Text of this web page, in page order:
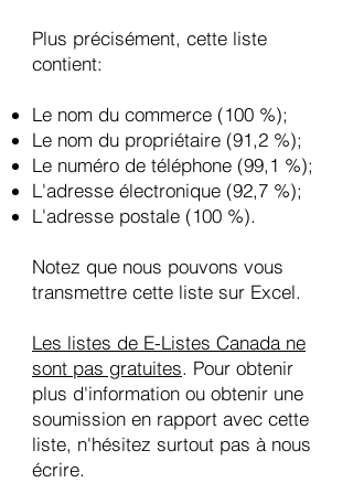
Plus précisément, cette liste
contient:
Le nom du commerce (100 %);
Le nom du propriétaire (91,2 %);
Le numéro de téléphone (99,1 %);
L'adresse électronique (92,7 %);
L'adresse postale (100 %).
Notez que nous pouvons vous
transmettre cette liste sur Excel.
Les listes de E-Listes Canada ne
sont pas gratuites. Pour obtenir
plus d'information ou obtenir une
soumission en rapport avec cette
liste, n'hésitez surtout pas à nous
écrire.